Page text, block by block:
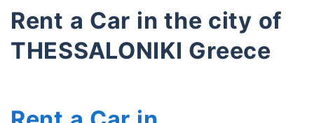
Rent a Car in the city of
THESSALONIKI Greece